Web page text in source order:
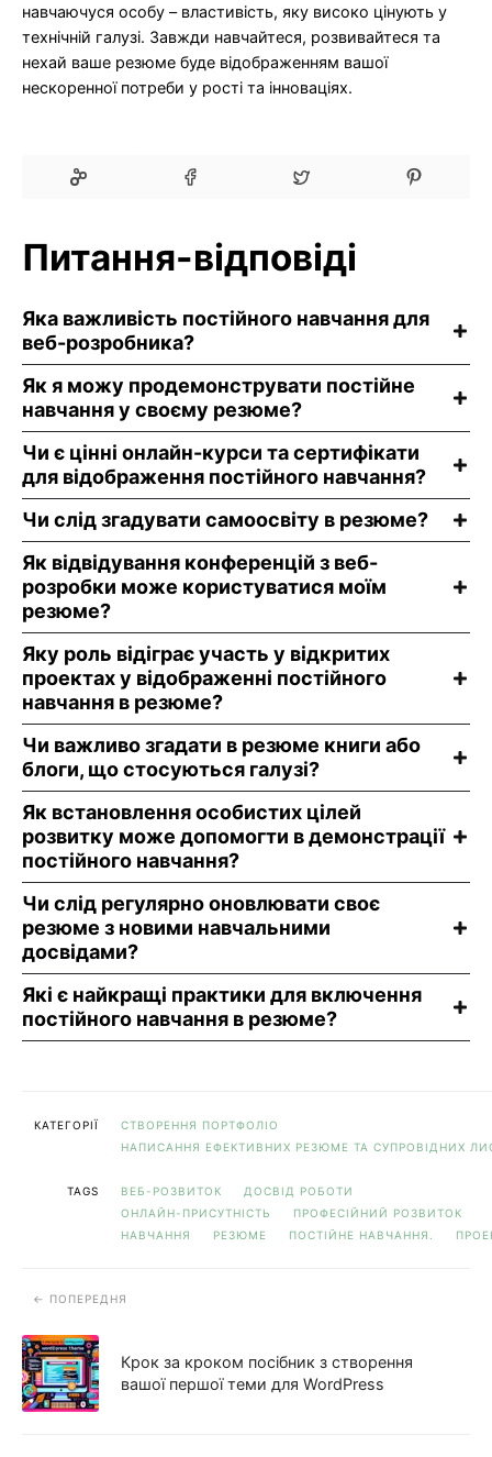
навчаючуся особу – властивість, яку високо цінують у
технічній галузі. Завжди навчайтеся, розвивайтеся та
нехай ваше резюме буде відображенням вашої
нескоренної потреби у рості та інноваціях.
Питання-відповіді
Яка важливість постійного навчання для
веб-розробника?
Як я можу продемонструвати постійне
навчання у своєму резюме?
Чи є цінні онлайн-курси та сертифікати
для відображення постійного навчання?
Чи слід згадувати самоосвіту в резюме?
Як відвідування конференцій з веб-
розробки може користуватися моїм
резюме?
Яку роль відіграє участь у відкритих
проектах у відображенні постійного
навчання в резюме?
Чи важливо згадати в резюме книги або
блоги, що стосуються галузі?
Як встановлення особистих цілей
розвитку може допомогти в демонстрації
постійного навчання?
Чи слід регулярно оновлювати своє
резюме з новими навчальними
досвідами?
Які є найкращі практики для включення
постійного навчання в резюме?
КАТЕГОРІЇ
СТВОРЕННЯ ПОРТФОЛІО
НАПИСАННЯ ЕФЕКТИВНИХ РЕЗЮМЕ ТА СУПРОВІДНИХ
TAGS ВЕБ-РОЗВИТОК
ДОСВІД РОБОТИ
ОНЛАЙН-ПРИСУТНІСТЬ
ПРОФЕСІЙНИЙ РОЗВИТОК
НАВЧАННЯ
РЕЗЮМЕ ПОСТІЙНЕ НАВЧАННЯ.
ПОПЕРЕДНЯ
Крок за кроком посібник з створення
вашої першої теми для WordPress